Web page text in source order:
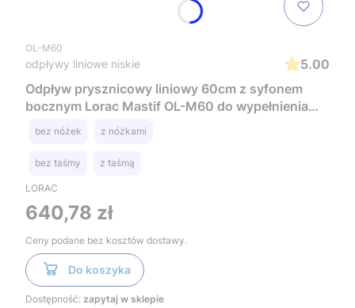
OL-M60
odpływy liniowe niskie
5.00
Odpływ prysznicowy liniowy 60cm z syfonem
bocznym Lorac Mastif OL-M60 do wypełnienia
kaflem
bez nóżek z nóżkami
bez taśmy z taśmą
LORAC
Cena
640,78 zł
Ceny podane bez kosztów dostawy.
Do koszyka
Dostępność: zapytaj w sklepie